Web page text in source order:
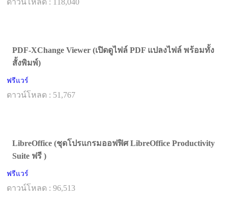
ดาวน์โหลด : 118,040
PDF-XChange Viewer (เปิดดูไฟล์ PDF แปลงไฟล์ พร้อมทั้ง
สั้งพิมพ์)
ฟรีแวร์
ดาวน์โหลด : 51,767
LibreOffice (ชุดโปรแกรมออฟฟิศ LibreOffice Productivity
Suite ฟรี )
ฟรีแวร์
ดาวน์โหลด : 96,513